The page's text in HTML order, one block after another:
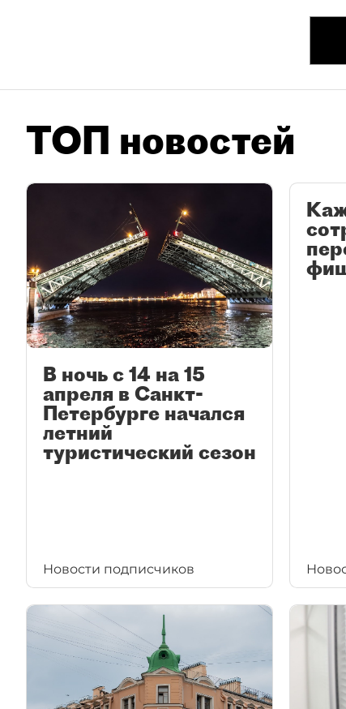
ТОП новостей
В ночь с 14 на 15
апреля в Санкт-
Петербурге начался
летний
туристический сезон
Новости подписчиков